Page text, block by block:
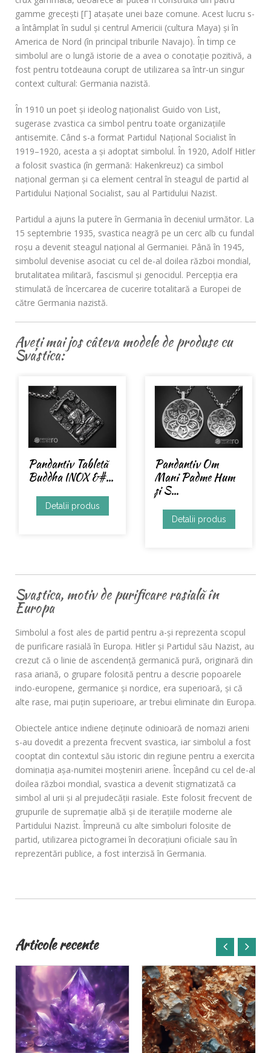
gamme grecești [Γ] atașate unei baze comune. Acest lucru s-
a întâmplat în sudul și centrul Americii (cultura Maya) și în
America de Nord (în principal triburile Navajo). În timp ce
simbolul are o lungă istorie de a avea o conotație pozitivă, a
fost pentru totdeauna corupt de utilizarea sa într-un singur
context cultural: Germania nazistă.
În 1910 un poet și ideolog naționalist Guido von List,
sugerase zvastica ca simbol pentru toate organizațiile
antisemite. Când s-a format Partidul Național Socialist în
1919–1920, acesta a și adoptat simbolul. În 1920, Adolf Hitler
a folosit svastica (în germană: Hakenkreuz) ca simbol
național german și ca element central în steagul de partid al
Partidului Național Socialist, sau al Partidului Nazist.
Partidul a ajuns la putere în Germania în deceniul următor. La
15 septembrie 1935, svastica neagră pe un cerc alb cu fundal
roșu a devenit steagul național al Germaniei. Până în 1945,
simbolul devenise asociat cu cel de-al doilea război mondial,
brutalitatea militară, fascismul și genocidul. Percepția era
stimulată de încercarea de cucerire totalitară a Europei de
către Germania nazistă.
Aveți mai jos câteva modele de produse cu
Svastica:
Pandantiv Tabletă
Buddha INOX &#...
Detalii produs
Pandantiv Om
Mani Padme Hum
și S...
Detalii produs
Svastica, motiv de purificare rasială în
Europa
Simbolul a fost ales de partid pentru a-și reprezenta scopul
de purificare rasială în Europa. Hitler și Partidul său Nazist, au
crezut că o linie de ascendență germanică pură, originară din
rasa ariană, o grupare folosită pentru a descrie popoarele
indo-europene, germanice și nordice, era superioară, și că
alte rase, mai puțin superioare, ar trebui eliminate din Europa.
Obiectele antice indiene deținute odinioară de nomazi arieni
s-au dovedit a prezenta frecvent svastica, iar simbolul a fost
cooptat din contextul său istoric din regiune pentru a exercita
dominația așa-numitei moșteniri ariene. Începând cu cel de-al
doilea război mondial, svastica a devenit stigmatizată ca
simbol al urii și al prejudecății rasiale. Este folosit frecvent de
grupurile de supremație albă și de iterațiile moderne ale
Partidului Nazist. Împreună cu alte simboluri folosite de
partid, utilizarea pictogramei în decorațiuni oficiale sau în
reprezentări publice, a fost interzisă în Germania.
Articole recente